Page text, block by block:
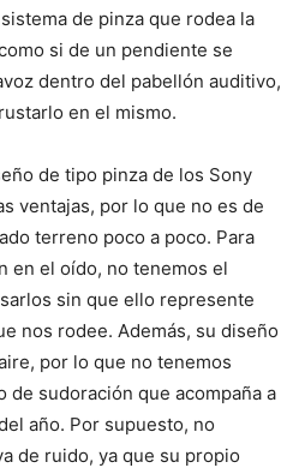
de pinza que rodea la
si de un pendiente se
dentro del pabellón auditivo,
en el mismo.
de tipo pinza de los Sony
ventajas, por lo que no es de
terreno poco a poco. Para
en el oído, no tenemos el
sin que ello represente
nos rodee. Además, su diseño
por lo que no tenemos
de sudoración que acompaña a
año. Por supuesto, no
de ruido, ya que su propio